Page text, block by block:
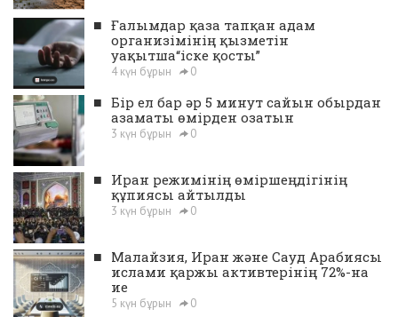
■ Ғалымдар қаза тапқан адам
организімінің қызметін
уақытша“іске қосты”
4 күн бұрын 0
■ Бір ел бар әр 5 минут сайын обырдан
азаматы өмірден озатын
3 күн бұрын 0
■ Иран режимінің өміршеңдігінің
құпиясы айтылды
3 күн бұрын 0
■ Малайзия, Иран және Сауд Арабиясы
ислами қаржы активтерінің 72%-на
ие
5 күн бұрын 0